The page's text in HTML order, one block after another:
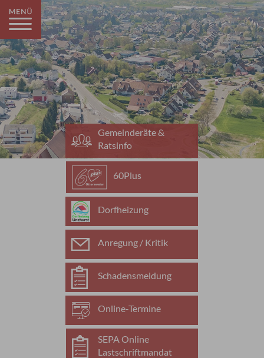
Gemeinderäte &
Ratsinfo
60Plus
Dorfheizung
Anregung / Kritik
Schadensmeldung
Online-Termine
SEPA Online
Lastschriftmandat